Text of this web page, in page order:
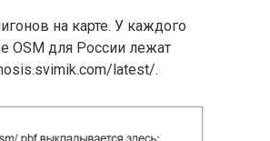
на карте. У каждого
OSM для России лежат
latest/.